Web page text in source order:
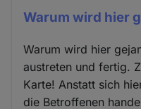
Warum wird hier
Warum wird hier
austreten und fertig.
Karte! Anstatt sich
die Betroffenen